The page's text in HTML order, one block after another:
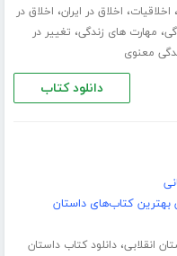
، اخلاقیات، اخلاق در ایران، اخلاق در
، مهارت های زندگی، تغییر در
معنوی
دانلود کتاب
بهترین کتاب‌های داستان
انقلابی،دانلود کتاب داستان